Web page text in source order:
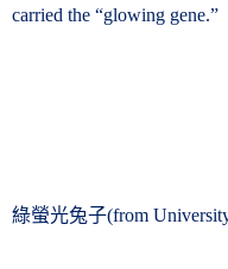
carried the “glowing gene.”
綠螢光兔子(from